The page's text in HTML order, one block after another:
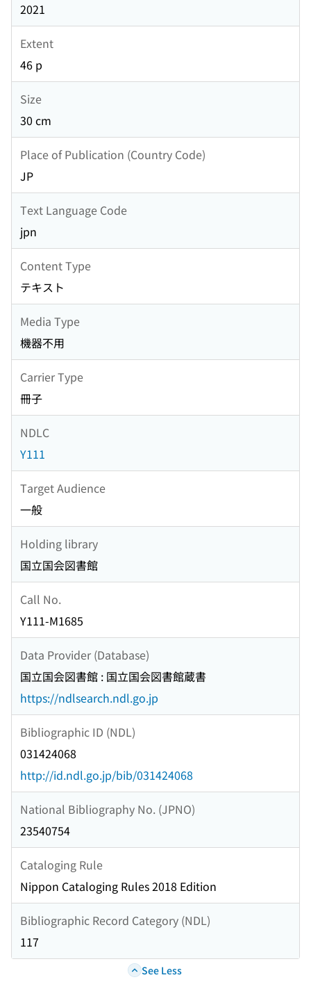
2021
Extent
46 p
Size
30 cm
Place of Publication (Country Code)
JP
Text Language Code
jpn
Content Type
テキスト
Media Type
機器不用
Carrier Type
冊子
NDLC
Y111
Target Audience
一般
Holding library
国立国会図書館
Call No.
Y111-M1685
Data Provider (Database)
国立国会図書館 : 国立国会図書館蔵書
https://ndlsearch.ndl.go.jp
Bibliographic ID (NDL)
031424068
http://id.ndl.go.jp/bib/031424068
National Bibliography No. (JPNO)
23540754
Cataloging Rule
Nippon Cataloging Rules 2018 Edition
Bibliographic Record Category (NDL)
117
See Less